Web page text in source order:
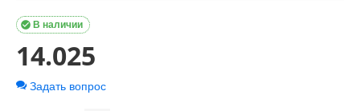
В наличии

14.025
Задать вопрос